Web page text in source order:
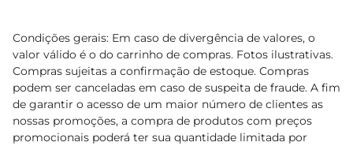
Condições gerais: Em caso de divergência de valores, o
valor válido é o do carrinho de compras. Fotos ilustrativas.
Compras sujeitas a confirmação de estoque. Compras
podem ser canceladas em caso de suspeita de fraude. A fim
de garantir o acesso de um maior número de clientes as
nossas promoções, a compra de produtos com preços
promocionais poderá ter sua quantidade limitada por